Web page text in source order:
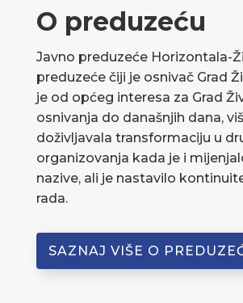
O preduzeću
Javno preduzeće Horizontala-
preduzeće čiji je osnivač Grad
je od općeg interesa za Grad
osnivanja do današnjih dana,
doživljavala transformaciju u
organizovanja kada je i
nazive, ali je nastavilo
rada.
SAZNAJ VIŠE O